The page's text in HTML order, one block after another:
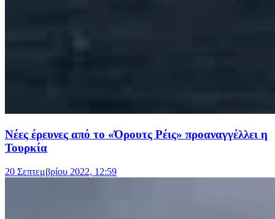
Νέες έρευνες από το «Όρουτς Ρέις» προαναγγέλλει η
Τουρκία
20 Σεπτεμβρίου 2022, 12:59